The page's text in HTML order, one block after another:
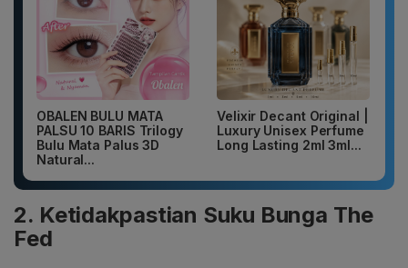
OBALEN BULU MATA
PALSU 10 BARIS Trilogy
Bulu Mata Palus 3D
Natural...
Velixir Decant Original |
Luxury Unisex Perfume
Long Lasting 2ml 3ml...
2. Ketidakpastian Suku Bunga The
Fed